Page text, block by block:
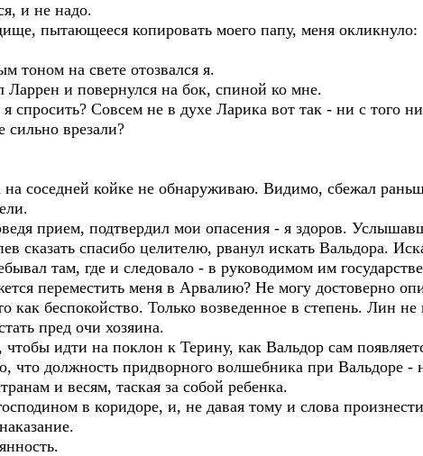
и не надо.
пытающееся копировать моего папу, меня окликнуло:
на свете отозвался я.
и повернулся на бок, спиной ко мне.
Совсем не в духе Ларика вот так - ни с того ни
сильно врезали?
соседней койке не обнаруживаю. Видимо, сбежал
прием, подтвердил мои опасения - я здоров.
сказать спасибо целителю, рванул искать Вальдора.
там, где и следовало - в руководимом им
переместить меня в Арвалию? Не могу достоверно
как беспокойство. Только возведенное в степень. Лин
пред очи хозяина.
идти на поклон к Терину, как Вальдор сам
должность придворного волшебника при Вальдоре -
и весям, таская за собой ребенка.
в коридоре, и, не давая тому и слова